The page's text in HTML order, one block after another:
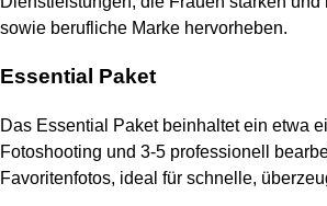
sowie berufliche Marke hervorheben.
Essential Paket
Das Essential Paket beinhaltet ein etwa
Fotoshooting und 3-5 professionell
Favoritenfotos, ideal für schnelle,